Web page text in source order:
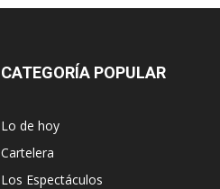
CATEGORÍA POPULAR
Lo de hoy
Cartelera
Los Espectáculos